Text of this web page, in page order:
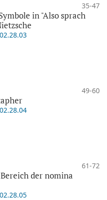
35-47
in "Also sprach
49-60
61-72
der nomina